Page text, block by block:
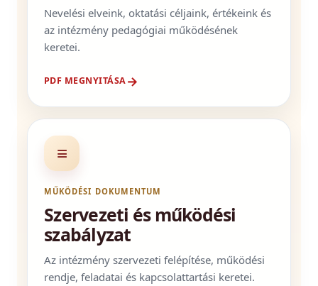
Nevelési elveink, oktatási céljaink, értékeink és
az intézmény pedagógiai működésének
keretei.
PDF MEGNYITÁSA→
≡
MŰKÖDÉSI DOKUMENTUM
Szervezeti és működési
szabályzat
Az intézmény szervezeti felépítése, működési
rendje, feladatai és kapcsolattartási keretei.